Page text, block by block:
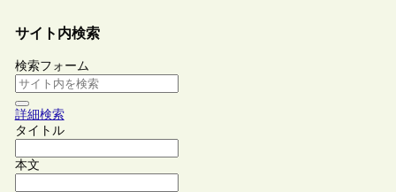
サイト内検索
検索フォーム
詳細検索
タイトル
本文